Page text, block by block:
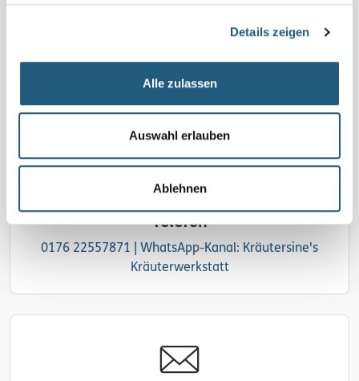
Details zeigen
Alle zulassen
Auswahl erlauben
Ablehnen
ZNL Gesine Müller,
Tel.: 0176 22557871 | WhatsApp-Kanal: Kräutersine's
info@kraeutersine.info
zurück zur Liste
Telefon
0176 22557871 | WhatsApp-Kanal: Kräutersine's
Kräuterwerkstatt